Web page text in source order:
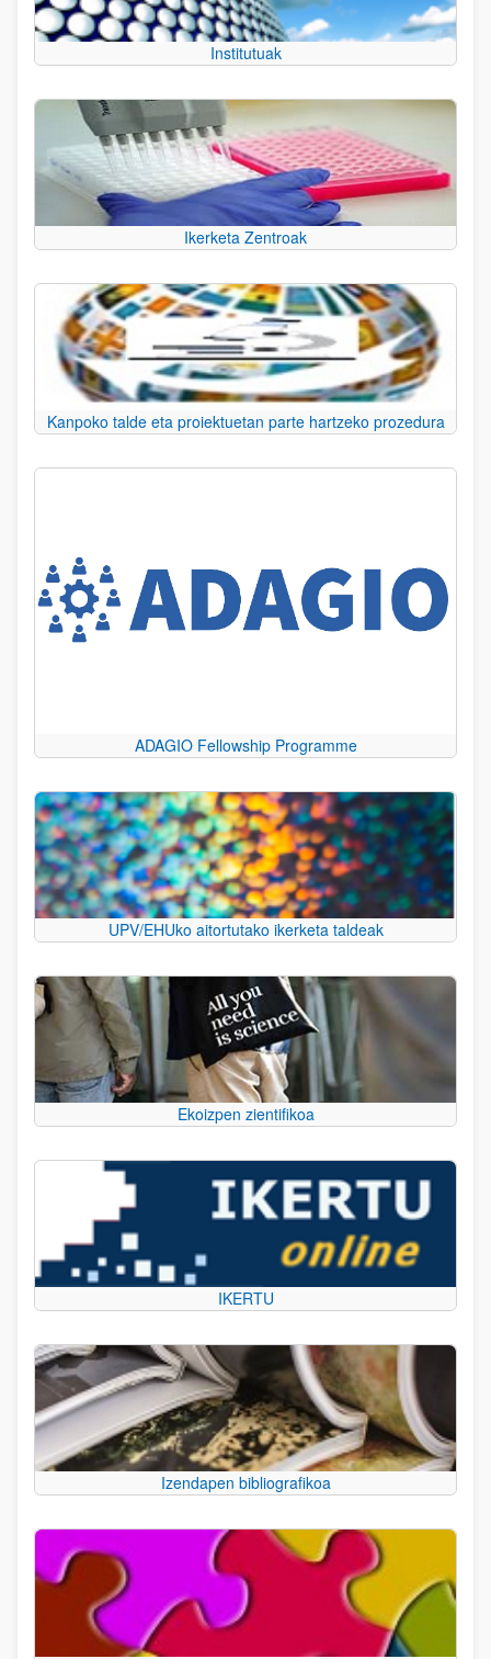
Institutuak
Ikerketa Zentroak
Kanpoko talde eta proiektuetan parte hartzeko prozedura
ADAGIO Fellowship Programme
UPV/EHUko aitortutako ikerketa taldeak
Ekoizpen zientifikoa
IKERTU
Izendapen bibliografikoa